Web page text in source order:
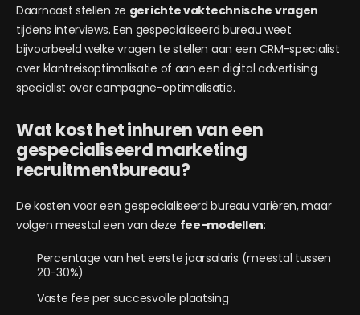
Daarnaast stellen ze gerichte vaktechnische vragen
tijdens interviews. Een gespecialiseerd bureau weet
bijvoorbeeld welke vragen te stellen aan een CRM-specialist
over klantreisoptimalisatie of aan een digital advertising
specialist over campagne-optimalisatie.
Wat kost het inhuren van een
gespecialiseerd marketing
recruitmentbureau?
De kosten voor een gespecialiseerd bureau variëren, maar
volgen meestal een van deze fee-modellen:
Percentage van het eerste jaarsalaris (meestal tussen
20-30%)
Vaste fee per succesvolle plaatsing